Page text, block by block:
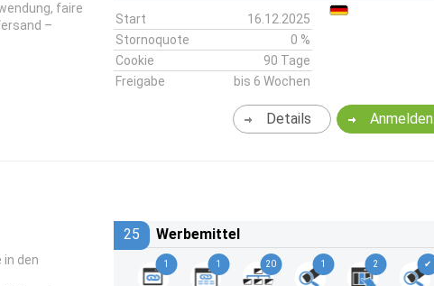
faire
–
Start
16.12.2025
Stornoquote
0 %
Cookie
90 Tage
Freigabe
bis 6 Wochen
Anmelden
Details
den
25 Werbemittel
1 1 20 1 2 ✔